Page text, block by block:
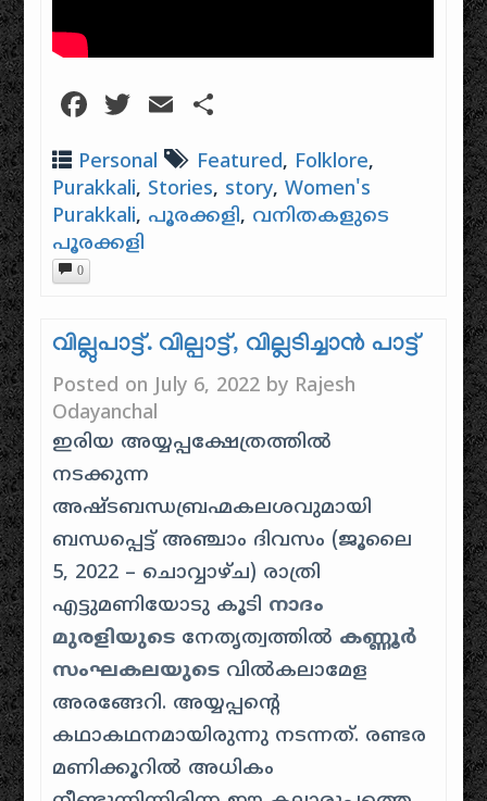
Facebook
Twitter
Email
Personal Featured, Folklore,
Purakkali, Stories, story,Women's
Purakkali, പൂരക്കളി, വനിതകളുടെ
പൂരക്കളി
0
വില്ലുപാട്ട്. വില്പാട്ട്, വില്ലടിച്ചാൻ പാട്ട്
Posted on July 6, 2022 by Rajesh
Odayanchal
ഇരിയ അയ്യപ്പക്ഷേത്രത്തിൽ
നടക്കുന്ന
അഷ്ടബന്ധബ്രഹ്മകലശവുമായി
ബന്ധപ്പെട്ട് അഞ്ചാം ദിവസം (ജൂലൈ
5, 2022 – ചൊവ്വാഴ്ച) രാത്രി
എട്ടുമണിയോടു കൂടി നാദം
മുരളിയുടെ നേതൃത്വത്തിൽ കണ്ണൂർ
സംഘകലയുടെ വിൽകലാമേള
അരങ്ങേറി. അയ്യപ്പന്റെ
കഥാകഥനമായിരുന്നു നടന്നത്. രണ്ടര
മണിക്കൂറിൽ അധികം